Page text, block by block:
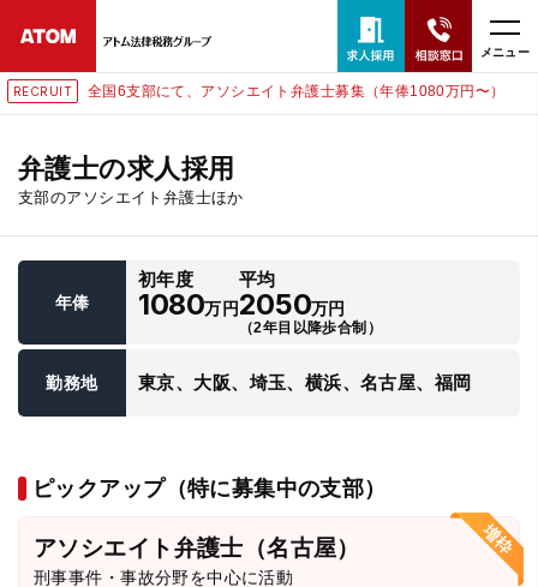
メニュー
RECRUIT 全国6支部にて、アソシエイト弁護士募集（年俸1080万円〜）
弁護士の求人採用
支部のアソシエイト弁護士ほか
年俸
初年度
1080万円
平均
2050万円
（2年目以降歩合制）
勤務地 東京、大阪、埼玉、横浜、名古屋、福岡
ピックアップ（特に募集中の支部）
アソシエイト弁護士（名古屋）
刑事事件・事故分野を中心に活動
24時間365日全国対応
無料相談窓口はこちら
弁護士・税理士